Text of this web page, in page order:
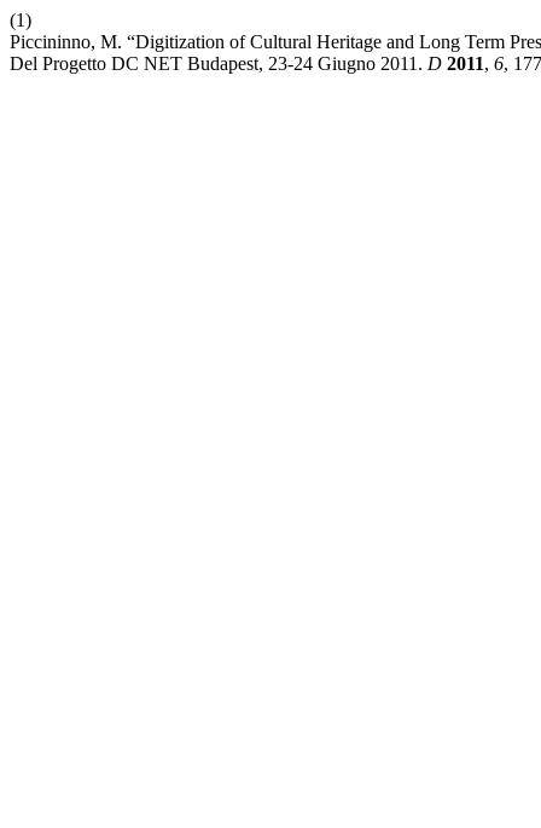
(1)
Piccininno, M. “Digitization of Cultural Heritage and Long Term
Del Progetto DC NET Budapest, 23-24 Giugno 2011. D 2011, 6,